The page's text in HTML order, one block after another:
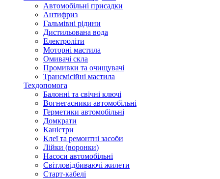
Автомобільні присадки
Антифриз
Гальмівні рідини
Дистильована вода
Електроліти
Моторні мастила
Омивачі скла
Промивки та очищувачі
Трансмісійні мастила
Техдопомога
Балонні та свічні ключі
Вогнегасники автомобільні
Герметики автомобільні
Домкрати
Каністри
Клеї та ремонтні засоби
Лійки (воронки)
Насоси автомобільні
Світловідбиваючі жилети
Старт-кабелі